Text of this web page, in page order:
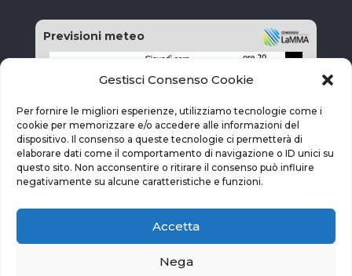
Gestisci Consenso Cookie
Per fornire le migliori esperienze, utilizziamo tecnologie come i
cookie per memorizzare e/o accedere alle informazioni del
dispositivo. Il consenso a queste tecnologie ci permetterà di
elaborare dati come il comportamento di navigazione o ID unici su
questo sito. Non acconsentire o ritirare il consenso può influire
negativamente su alcune caratteristiche e funzioni.
Accetta
Nega
Previsioni meteo